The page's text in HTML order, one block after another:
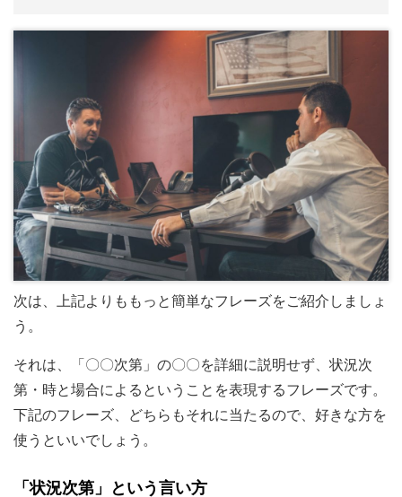
次は、上記よりももっと簡単なフレーズをご紹介しましょ
う。
それは、「〇〇次第」の〇〇を詳細に説明せず、状況次
第・時と場合によるということを表現するフレーズです。
下記のフレーズ、どちらもそれに当たるので、好きな方を
使うといいでしょう。
「状況次第」という言い方